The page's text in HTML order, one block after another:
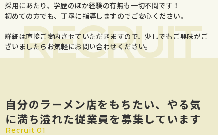
採用にあたり、学歴のほか経験の有無も一切不問です！
初めての方でも、丁寧に指導しますのでご安心ください。
詳細は直接ご案内させていただきますので、少しでもご興味がご
ざいましたらお気軽にお問い合わせください。
RECRUIT
自分のラーメン店をもちたい、やる気
に満ち溢れた従業員を募集しています
Recruit 01